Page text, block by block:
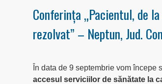
Conferința „Pacientul, de
rezolvat” – Neptun, Jud.
În data de 9 septembrie vom
accesul serviciilor de sănătate la